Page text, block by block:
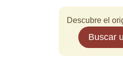
Descubre el
Buscar